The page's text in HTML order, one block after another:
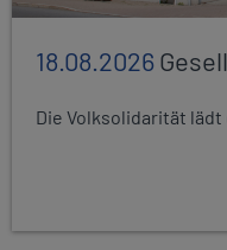
18.08.2026
Die Volksolidarität